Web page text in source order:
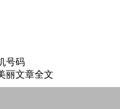
号码
丽文章全文